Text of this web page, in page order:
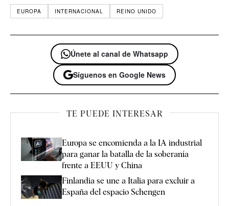
EUROPA INTERNACIONAL REINO UNIDO
Únete al canal de Whatsapp
Síguenos en Google News
TE PUEDE INTERESAR
Europa se encomienda a la IA industrial
para ganar la batalla de la soberanía
frente a EEUU y China
Finlandia se une a Italia para excluir a
España del espacio Schengen